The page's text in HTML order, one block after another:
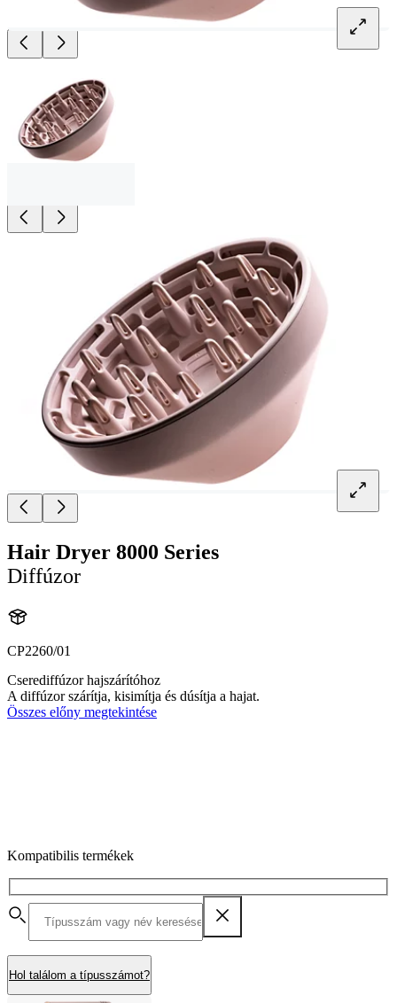
Hair Dryer 8000 Series
Diffúzor
CP2260/01
Cserediffúzor hajszárítóhoz
A diffúzor szárítja, kisimítja és dúsítja a hajat.
Összes előny megtekintése
Kompatibilis termékek
Hol találom a típusszámot?